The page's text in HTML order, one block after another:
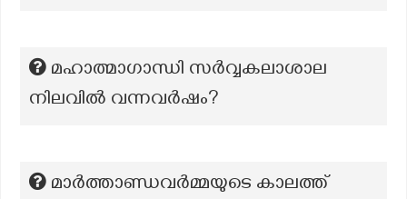
മഹാത്മാഗാന്ധി സർവ്വകലാശാല
നിലവിൽ വന്നവർഷം?
മാർത്താണ്ഡവർമ്മയുടെ കാലത്ത്